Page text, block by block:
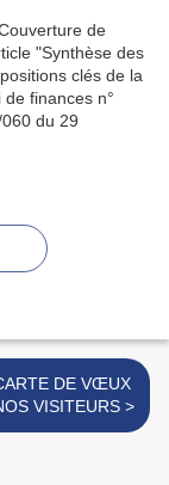
DE VŒUX
A TOUS NOS VISITEURS >